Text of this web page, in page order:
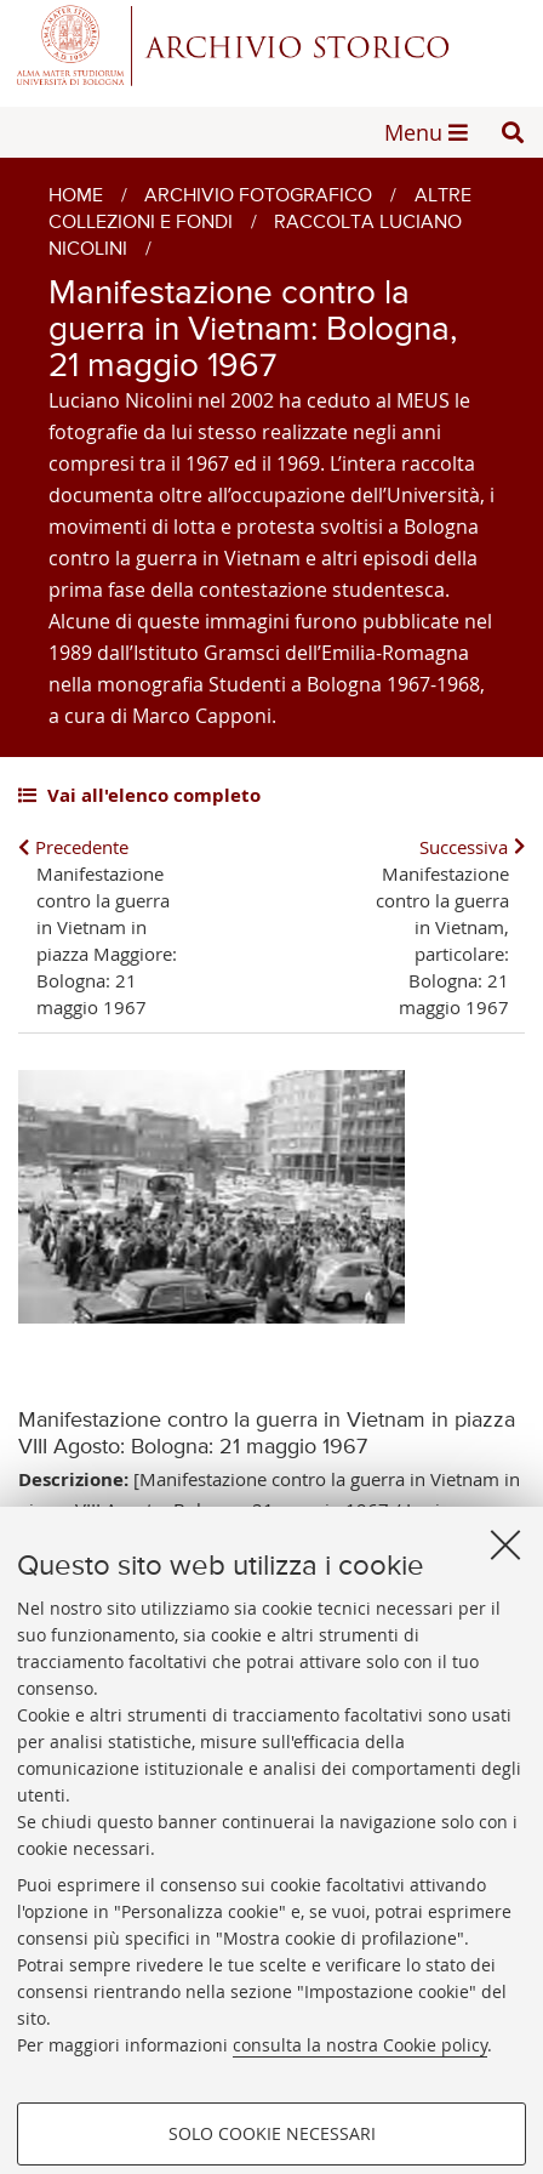
Questo sito web utilizza i cookie
Nel nostro sito utilizziamo sia cookie tecnici necessari per il
suo funzionamento, sia cookie e altri strumenti di
tracciamento facoltativi che potrai attivare solo con il tuo
consenso.
Cookie e altri strumenti di tracciamento facoltativi sono usati
per analisi statistiche, misure sull'efficacia della
comunicazione istituzionale e analisi dei comportamenti degli
utenti.
Se chiudi questo banner continuerai la navigazione solo con i
cookie necessari.
Puoi esprimere il consenso sui cookie facoltativi attivando
l'opzione in "Personalizza cookie" e, se vuoi, potrai esprimere
consensi più specifici in "Mostra cookie di profilazione".
Potrai sempre rivedere le tue scelte e verificare lo stato dei
consensi rientrando nella sezione "Impostazione cookie" del
sito.
Per maggiori informazioni consulta la nostra Cookie policy.
COOKIE DI PROFILAZIONE -
SOLO COOKIE NECESSARI
Menu
HOME / ARCHIVIO FOTOGRAFICO /
ALTRE
COLLEZIONI E FONDI
/
RACCOLTA LUCIANO
NICOLINI
/
Manifestazione contro la
guerra in Vietnam: Bologna,
21 maggio 1967
Luciano Nicolini nel 2002 ha ceduto al MEUS le
fotografie da lui stesso realizzate negli anni
compresi tra il 1967 ed il 1969. L’intera raccolta
documenta oltre all’occupazione dell’Università, i
movimenti di lotta e protesta svoltisi a Bologna
contro la guerra in Vietnam e altri episodi della
prima fase della contestazione studentesca.
Alcune di queste immagini furono pubblicate nel
1989 dall’Istituto Gramsci dell’Emilia-Romagna
nella monografia Studenti a Bologna 1967-1968,
a cura di Marco Capponi.
Vai all'elenco completo
Precedente
Manifestazione
contro la guerra
in Vietnam in
piazza Maggiore:
Bologna: 21
maggio 1967
Successiva
Manifestazione
contro la guerra
in Vietnam,
particolare:
Bologna: 21
maggio 1967
Manifestazione contro la guerra in Vietnam in piazza
VIII Agosto: Bologna: 21 maggio 1967
Descrizione:[Manifestazione contro la guerra in Vietnam in
piazza VIII Agosto: Bologna: 21 maggio 1967 / Luciano
Nicolini, Bologna]. - [esec. 1967]. - 1 negativo su pellicola di
poliestere: gelatina ; 24x36 mm.
Note:Tit. del cat.; A. da informazione relativa all'acquisto. -
Data esec. relativa all'avvenimento.
Vai al catalogo: https://sol.unibo.it/SebinaOpac/.do?
idopac=UBO2928352
Responsabile scientifico: prof. Roberto Balzani
Coordinatrice gestionale: Maria Pia Torricelli
Archivio storico dell'Università di Bologna
Via Zamboni, 33 - 40126 Bologna (BO)
Dove siamo
Regolamento